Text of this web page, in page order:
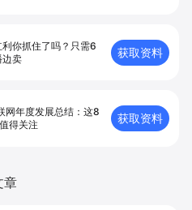
你抓住了吗？只需6
边卖
获取资料
网年度发展总结：这8
得关注
获取资料
章